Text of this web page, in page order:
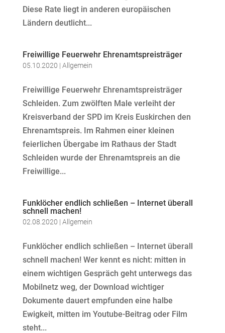
Diese Rate liegt in anderen europäischen
Ländern deutlicht...
Freiwillige Feuerwehr Ehrenamtspreisträger
05.10.2020 | Allgemein
Freiwillige Feuerwehr Ehrenamtspreisträger
Schleiden. Zum zwölften Male verleiht der
Kreisverband der SPD im Kreis Euskirchen den
Ehrenamtspreis. Im Rahmen einer kleinen
feierlichen Übergabe im Rathaus der Stadt
Schleiden wurde der Ehrenamtspreis an die
Freiwillige...
Funklöcher endlich schließen – Internet überall
schnell machen!
02.08.2020 | Allgemein
Funklöcher endlich schließen – Internet überall
schnell machen! Wer kennt es nicht: mitten in
einem wichtigen Gespräch geht unterwegs das
Mobilnetz weg, der Download wichtiger
Dokumente dauert empfunden eine halbe
Ewigkeit, mitten im Youtube-Beitrag oder Film
steht...